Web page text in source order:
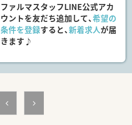
ファルマスタッフLINE公式アカ
ウントを友だち追加して、希望の
条件を登録すると、新着求人が届
きます♪